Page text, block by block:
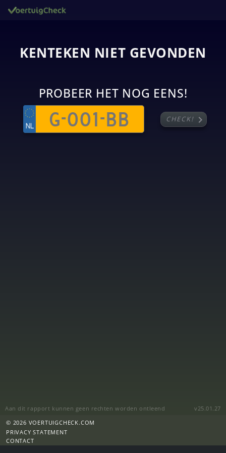
KENTEKEN NIET GEVONDEN
PROBEER HET NOG EENS!
CHECK! chevron_right
Aan dit rapport kunnen geen rechten worden ontleend
v25.01.27
© 2026 VOERTUIGCHECK.COM
PRIVACY STATEMENT
CONTACT